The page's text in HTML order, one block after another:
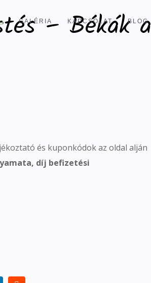
GALÉRIA KAPCSOLAT BLOG
– Békák a
és kuponkódok az oldal alján
díj befizetési